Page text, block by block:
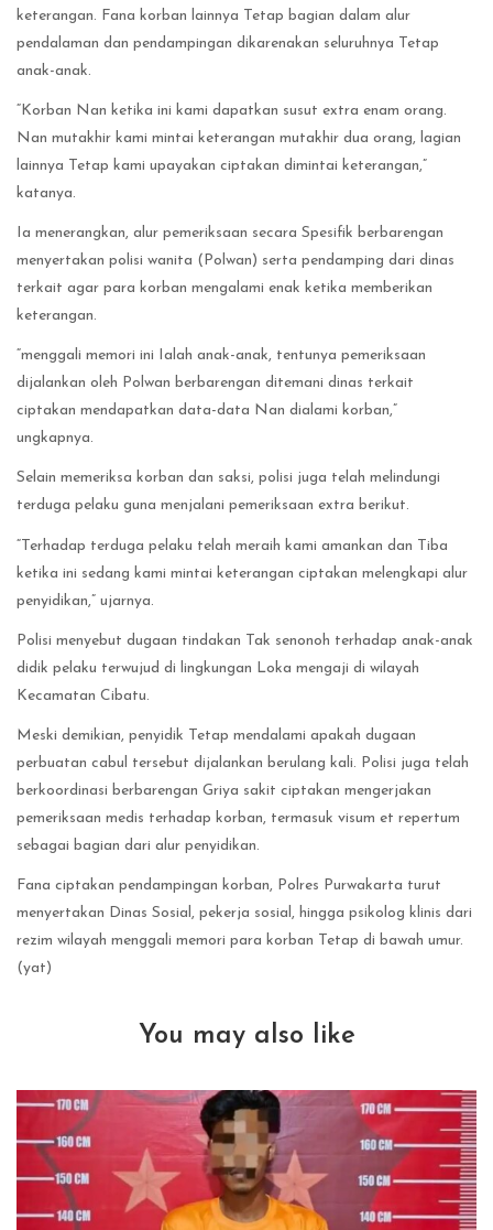
keterangan. Fana korban lainnya Tetap bagian dalam alur
pendalaman dan pendampingan dikarenakan seluruhnya Tetap
anak-anak.
“Korban Nan ketika ini kami dapatkan susut extra enam orang.
Nan mutakhir kami mintai keterangan mutakhir dua orang, lagian
lainnya Tetap kami upayakan ciptakan dimintai keterangan,”
katanya.
Ia menerangkan, alur pemeriksaan secara Spesifik berbarengan
menyertakan polisi wanita (Polwan) serta pendamping dari dinas
terkait agar para korban mengalami enak ketika memberikan
keterangan.
“menggali memori ini Ialah anak-anak, tentunya pemeriksaan
dijalankan oleh Polwan berbarengan ditemani dinas terkait
ciptakan mendapatkan data-data Nan dialami korban,”
ungkapnya.
Selain memeriksa korban dan saksi, polisi juga telah melindungi
terduga pelaku guna menjalani pemeriksaan extra berikut.
“Terhadap terduga pelaku telah meraih kami amankan dan Tiba
ketika ini sedang kami mintai keterangan ciptakan melengkapi alur
penyidikan,” ujarnya.
Polisi menyebut dugaan tindakan Tak senonoh terhadap anak-anak
didik pelaku terwujud di lingkungan Loka mengaji di wilayah
Kecamatan Cibatu.
Meski demikian, penyidik Tetap mendalami apakah dugaan
perbuatan cabul tersebut dijalankan berulang kali. Polisi juga telah
berkoordinasi berbarengan Griya sakit ciptakan mengerjakan
pemeriksaan medis terhadap korban, termasuk visum et repertum
sebagai bagian dari alur penyidikan.
Fana ciptakan pendampingan korban, Polres Purwakarta turut
menyertakan Dinas Sosial, pekerja sosial, hingga psikolog klinis dari
rezim wilayah menggali memori para korban Tetap di bawah umur.
(yat)
You may also like